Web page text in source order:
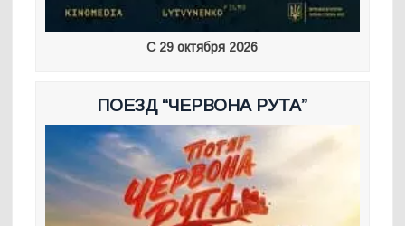
С 29 октября 2026
ПОЕЗД “ЧЕРВОНА РУТА”